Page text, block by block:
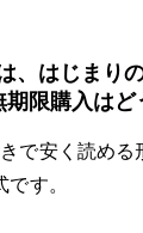
、はじまり
限購入はど
で安く読め
す。